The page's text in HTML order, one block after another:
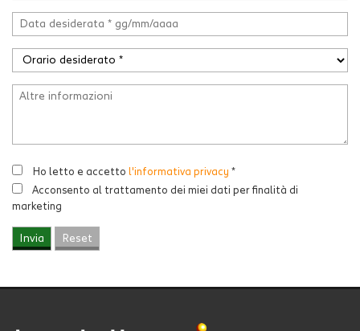
Ho letto e accetto l'informativa privacy *
Acconsento al trattamento dei miei dati per finalità di
marketing